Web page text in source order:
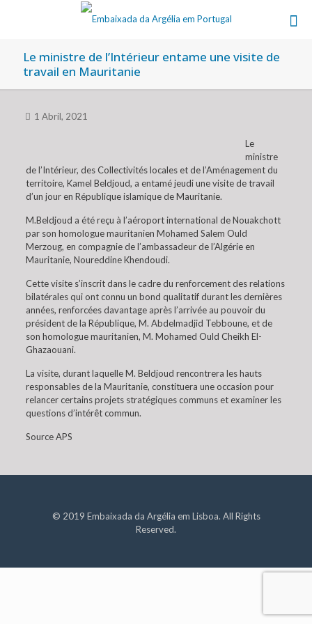
Le ministre de l’Intérieur entame une visite de
travail en Mauritanie
1 Abril, 2021
Le
ministre
de l’Intérieur, des Collectivités locales et de l’Aménagement du
territoire, Kamel Beldjoud, a entamé jeudi une visite de travail
d’un jour en République islamique de Mauritanie.
M.Beldjoud a été reçu à l’aéroport international de Nouakchott
par son homologue mauritanien Mohamed Salem Ould
Merzoug, en compagnie de l’ambassadeur de l’Algérie en
Mauritanie, Noureddine Khendoudi.
Cette visite s’inscrit dans le cadre du renforcement des relations
bilatérales qui ont connu un bond qualitatif durant les dernières
années, renforcées davantage après l’arrivée au pouvoir du
président de la République, M. Abdelmadjid Tebboune, et de
son homologue mauritanien, M. Mohamed Ould Cheikh El-
Ghazaouani.
La visite, durant laquelle M. Beldjoud rencontrera les hauts
responsables de la Mauritanie, constituera une occasion pour
relancer certains projets stratégiques communs et examiner les
questions d’intérêt commun.
Source APS
© 2019 Embaixada da Argélia em Lisboa. All Rights
Reserved.